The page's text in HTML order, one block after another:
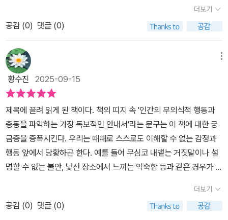
그 느낌이 굉장히 강했던 탓에 저자는 어린 시절 부모님과 여행하면
서 이 가게에 온 적이 있었다고 아주 자신만만하게 말했을 정도였
도 없다고 말했다. 누구나 한 번쯤 그런 경험이 있지만 왜 그런 느낌이
들었을까? 한 번도 가본 적 없는 장소에서 굉장히 낯익다는 느낌이
드는 이유는 무엇인가? 그렇다. 무의식이 이야기를 만들어낸다.최면
이 할 수 있는 일무대 최면술사는 관객 가운데 자원자를 뽑아 그에게
최면을 걸어 당혹스럽고 희한하고 웃기기까지 한 행동을 하게 만든
다. 저자의 친구가 자원해서 성공적으로 최면에 걸렸다. 어느 순간 최
면술사는 그 친구에게 매가 방금 공연장으로 들어와 우아한 포즈로
날개를 펼치고 있다는 사실을 말해주었다. 친구는 보이지 않는 새를
눈으로 좇으며 경이롭다는 표정을 지었다. 최면술사의 말이 이어졌
얼어붙었다. 그의 눈은 관중을 향했다가 자기 이마로 향하기를 반복
했고, 그 상상의 동물이 날카로운 발톱으로 자신의 머리카락을 움켜
들이 이 책으로 모두 설명된다. 종종 신의 계시를 받았다거나 외계인
을 만났다거나 최면의 세계를 이야기하는 사람들의 모든 주장들이 이
책의 내용으로 이해되기 시작했다. 그 시발점에는 모두 무의식이 있
었다. 이런 뇌과학적 사실을 미리 인지하고 있다면, 살면서 겪는 다양
한 상황들에 대해 이해가 더 잘 될 것 같다. 나의 행동 뿐만 아니라 타
인의 행동들도 분명 원인과 이유가 숨겨져 있기 때문이다.@dasanb
ooks#무의식의뇌과학 #엘리에저J스턴버그#다산북스 #무의식 #
뇌과학 #뇌#북스타그램 #북리뷰. #신간 #책추천 #추천도서 #베스
트셀러 #독후감[ 다산북스 출판사에서 도서를 지원받아 주관적으로
작성한 리뷰입니다 ]
가끔은 은유적인 이야기까지 탄생하게 된다. 그렇다고는 해도 우리의
꿈은 대체적으로 꽤 기괴한 편이다#무의식의뇌과학 #엘리에저J스턴
고, 진심을 담아 서평을 남깁니다.
의식은 의식보다 훨씬 이른 시기에 인간의 행동을 통제해왔다. 무의
식은 뇌줄기를 통해 이루어지며 의식계가 없는 어류는 본능적인 쾌락
(보상)과 두려움(위협)이라는 신호에 반응하도록 진화를 이루어왔다.
인간의 뇌에는 행동을 지배하는 두 개의 평행시스템이 존재한다. 의
사결정, 이성적 판단, 언어와 같은 자각능력이 표현되기 위해선 전전
두피질에 분포되어있는 신경계의 활성화가 필요하다. 의식계는 뇌 진
화의 최종단계로 지능과 밀접한 연관을 맺고 있다. 반면엔 뇌줄기의
신경계를 통해 분포된 무의식계는 감각을 통해 들어온 외부정보나 내
부경험을 근간으로 패턴을 인식하고 그 패턴을 바탕으로 예측한 다음
지각한 조각들을 맞출 방법을 추론한다. 반면에 의식계는 무의식의
계산을 받아들이고 풍부한 배경지식을 바탕으로 향동의 가여부를 결
정한다. 인간은 시각을 통해 세상을 바라본다. 물론 다른 감각들도
세상을 이해하는데 아주 중요하다. 시각은 감각기관의 대부분을 차자
할 정도로 다양한 정보를 피질에 전달한다. 시각은 광자를 전기신호
더보기
공감 (0) 댓글 (0)
황수진 2025-09-15
제목에 끌려 읽게 된 책이다. 책의 띠지 속 '인간의 무의식적 행동과
충동을 파악하는 가장 독보적인 안내서'라는 문구는 이 책에 대한 궁
금증을 증폭시킨다. 우리는 때때로 스스로도 이해할 수 없는 감정과
행동 앞에서 당황하곤 한다. 예를 들어 무심코 내뱉는 거짓말이나 설
명할 수 없는 불안, 낯선 장소에서 느끼는 익숙함 등과 같은 경우가 이
들여다 본다. 저자는 무의식을 단순한 본능이나 억눌린 욕망으로 축
속하지 않는다. 오히려 세계를 자각하고 기억을 구성하며 자아를 형
더보기
공감 (0) 댓글 (0)